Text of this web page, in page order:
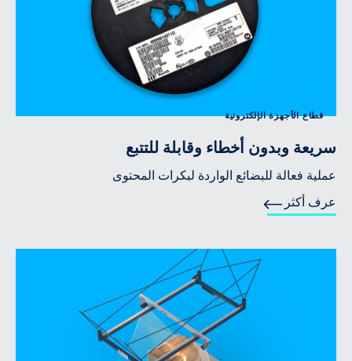
قطاع الأجهزة الإلكترونية
سريعة وبدون أخطاء وقابلة للتتبع
عملية فعالة للبضائع الواردة لبكرات المحتوى
عرف أكثر